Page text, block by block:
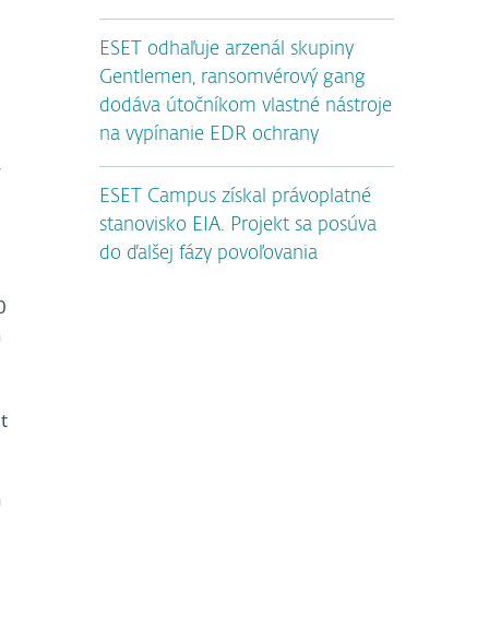
ESET odhaľuje arzenál skupiny
Gentlemen, ransomvérový gang
dodáva útočníkom vlastné nástroje
na vypínanie EDR ochrany
ESET Campus získal právoplatné
stanovisko EIA. Projekt sa posúva
do ďalšej fázy povoľovania